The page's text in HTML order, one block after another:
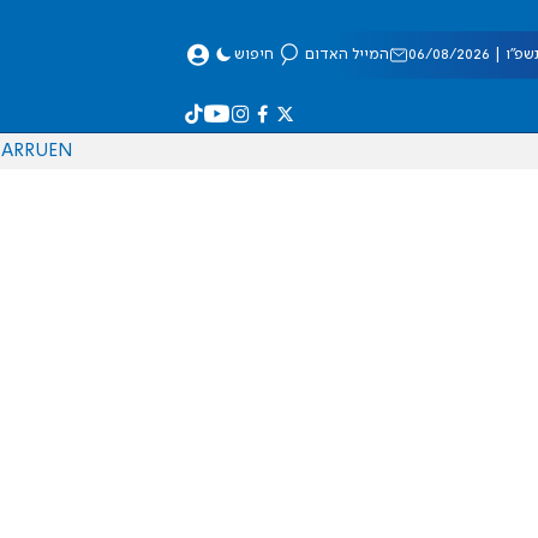
08/2026 המייל האדום חיפוש
EN
RU
AR